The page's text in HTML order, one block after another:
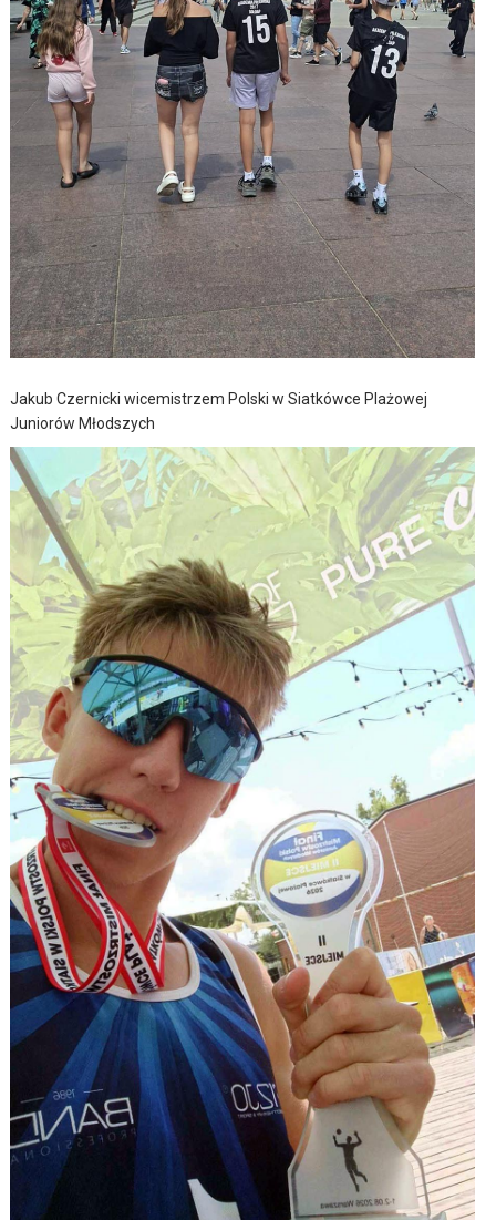
Jakub Czernicki wicemistrzem Polski w Siatkówce Plażowej
Juniorów Młodszych